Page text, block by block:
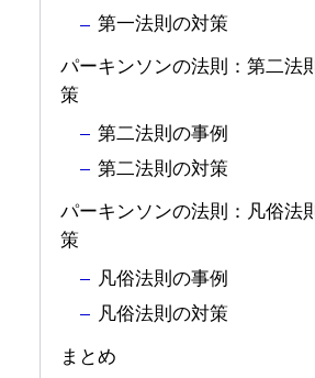
第一法則の対策
パーキンソンの法則：第二法
策
第二法則の事例
第二法則の対策
パーキンソンの法則：凡俗法
策
凡俗法則の事例
凡俗法則の対策
まとめ